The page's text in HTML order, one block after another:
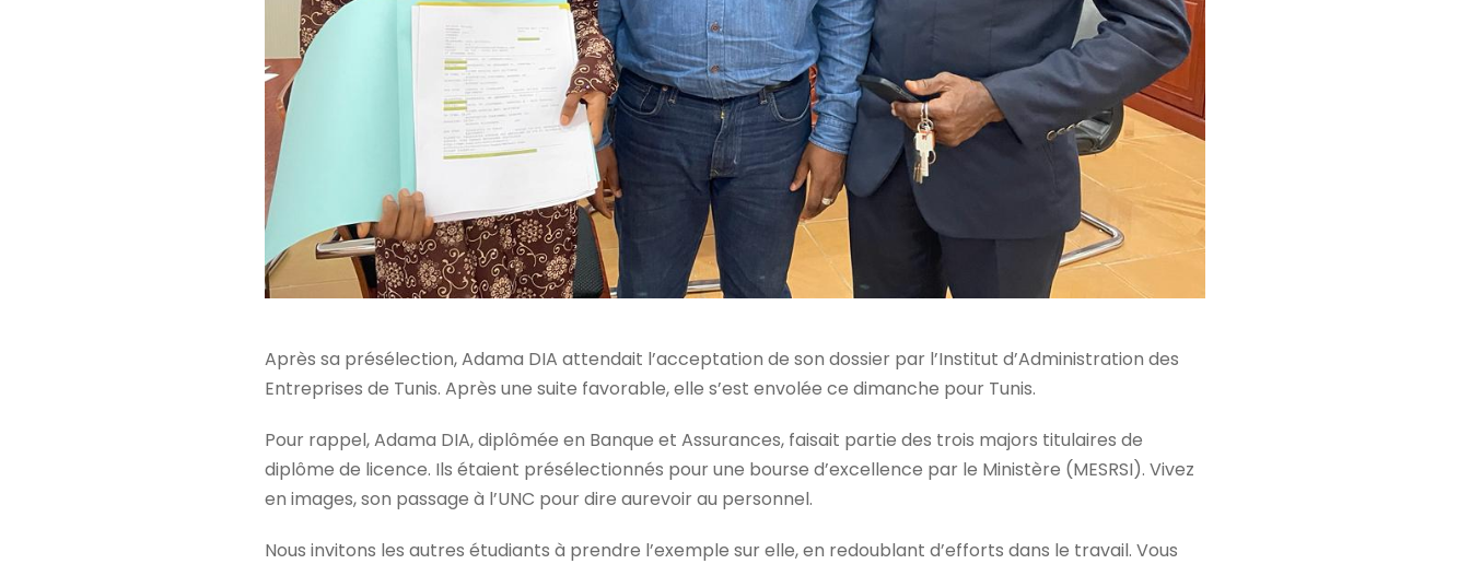
Après sa présélection, Adama DIA attendait l’acceptation de son dossier par l’Institut d’Administration des
Entreprises de Tunis. Après une suite favorable, elle s’est envolée ce dimanche pour Tunis.
Pour rappel, Adama DIA, diplômée en Banque et Assurances, faisait partie des trois majors titulaires de
diplôme de licence. Ils étaient présélectionnés pour une bourse d’excellence par le Ministère (MESRSI). Vivez
en images, son passage à l’UNC pour dire aurevoir au personnel.
Nous invitons les autres étudiants à prendre l’exemple sur elle, en redoublant d’efforts dans le travail. Vous